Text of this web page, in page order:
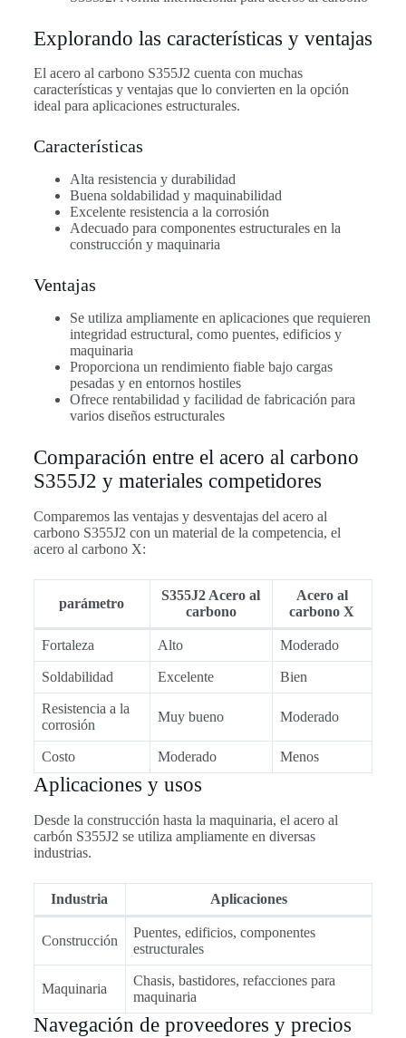
Explorando las características y ventajas
El acero al carbono S355J2 cuenta con muchas
características y ventajas que lo convierten en la opción
ideal para aplicaciones estructurales.
Características
Alta resistencia y durabilidad
Buena soldabilidad y maquinabilidad
Excelente resistencia a la corrosión
Adecuado para componentes estructurales en la
construcción y maquinaria
Ventajas
Se utiliza ampliamente en aplicaciones que requieren
integridad estructural, como puentes, edificios y
maquinaria
Proporciona un rendimiento fiable bajo cargas
pesadas y en entornos hostiles
Ofrece rentabilidad y facilidad de fabricación para
varios diseños estructurales
Comparación entre el acero al carbono
S355J2 y materiales competidores
Comparemos las ventajas y desventajas del acero al
carbono S355J2 con un material de la competencia, el
acero al carbono X:
parámetro
S355J2 Acero al
carbono
Acero al
carbono X
Fortaleza Alto Moderado
Soldabilidad Excelente Bien
Resistencia a la
corrosión
Muy bueno Moderado
Costo Moderado Menos
Aplicaciones y usos
Desde la construcción hasta la maquinaria, el acero al
carbón S355J2 se utiliza ampliamente en diversas
industrias.
Industria Aplicaciones
Construcción
Puentes, edificios, componentes
estructurales
Maquinaria
Chasis, bastidores, refacciones para
maquinaria
Navegación de proveedores y precios